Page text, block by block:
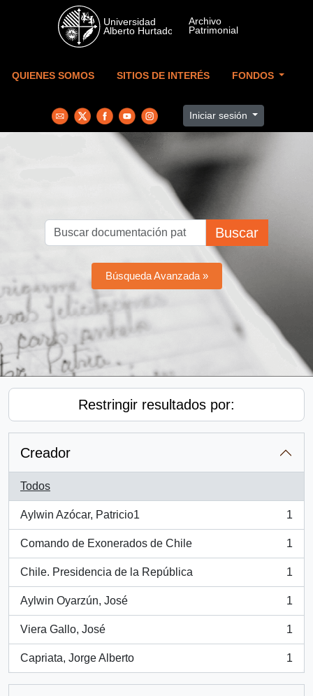
Skip to main content
QUIENES SOMOS SITIOS DE INTERÉS FONDOS
Iniciar sesión
Buscar
Búsqueda Avanzada »
Restringir resultados por:
Creador
Todos
Aylwin Azócar, Patricio1
, 1 resultados
1
Comando de Exonerados de Chile
, 1 resultados
1
Chile. Presidencia de la República
, 1 resultados
1
Aylwin Oyarzún, José
, 1 resultados
1
Viera Gallo, José
, 1 resultados
1
Capriata, Jorge Alberto
, 1 resultados
1